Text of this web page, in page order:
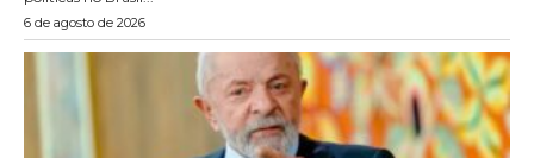
6 de agosto de 2026